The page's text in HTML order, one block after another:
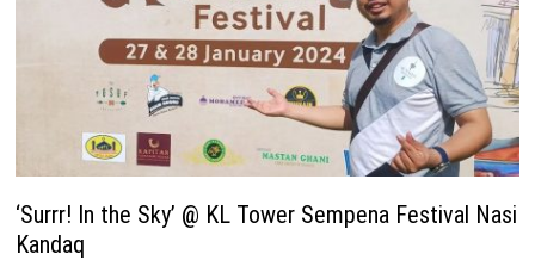
‘Surrr! In the Sky’ @ KL Tower Sempena Festival Nasi
Kandaq